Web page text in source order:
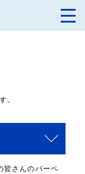
。
皆さんのバーベ